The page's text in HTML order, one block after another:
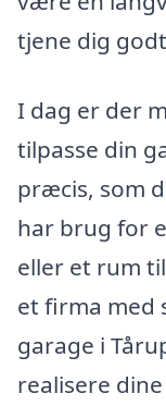
tjene dig
I dag er der
tilpasse din
præcis, som
har brug for
eller et rum
et firma med
garage i
realisere